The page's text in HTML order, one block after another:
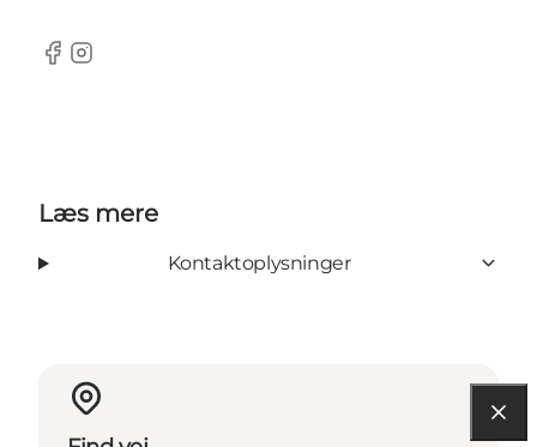
Facebook
Instagram
Læs mere
Kontaktoplysninger